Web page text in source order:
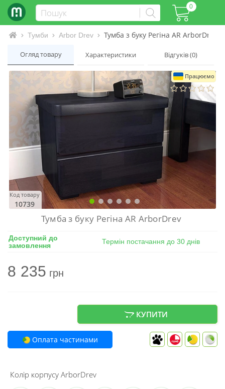
0
Інтернет-магазин матраців та ліжок
Тумби Arbor Drev Тумба з буку Регіна AR ArborDrev
Огляд товару Характеристики Відгуків (0)
Працюємо
Код товару
10739
Тумба з буку Регіна AR ArborDrev
Доступний до
замовлення
Термін постачання до 30 днів
8 235грн
КУПИТИ
Оплата частинами
Колір корпусу ArborDrev